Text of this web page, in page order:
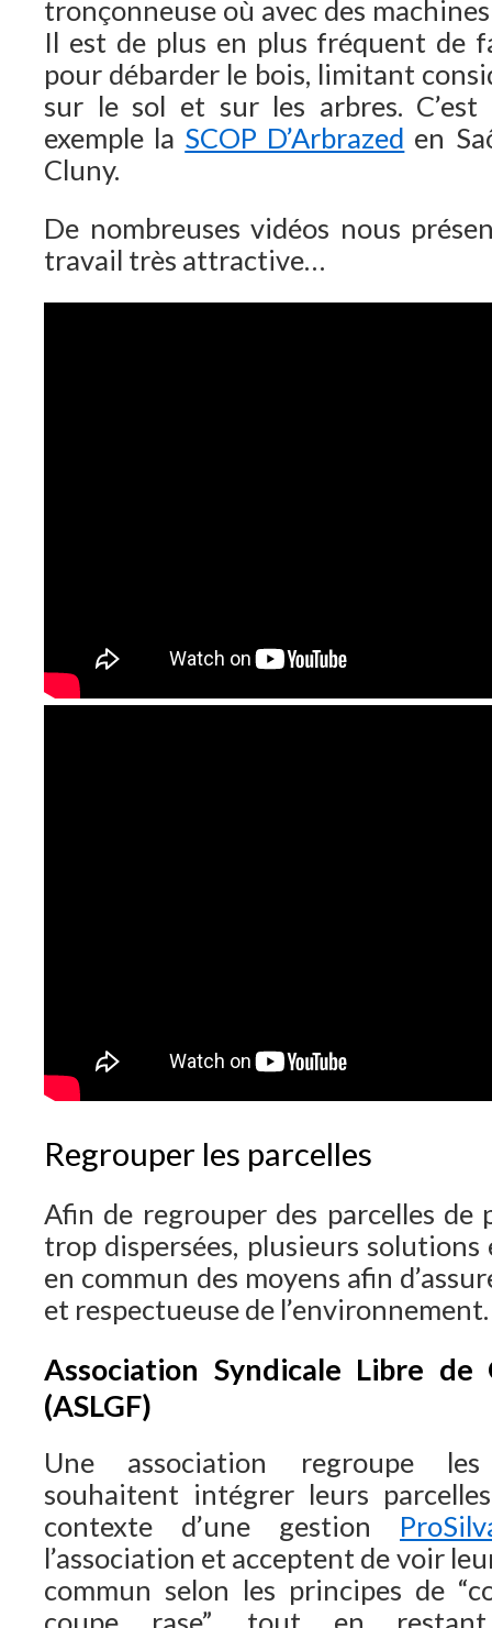
tronçonneuse où avec des
Il est de plus en plus fréquent de
pour débarder le bois, limitant
sur le sol et sur les arbres.
exemple la SCOP D’Arbrazed en
Cluny.
De nombreuses vidéos nous
travail très attractive…
Regrouper les parcelles
Afin de regrouper des parcelles de
trop dispersées, plusieurs
en commun des moyens afin
et respectueuse de l’environnement.
Association Syndicale Libre de
(ASLGF)
Une association regroupe
souhaitent intégrer leurs
contexte d’une gestion
l’association et acceptent de voir
commun selon les principes de